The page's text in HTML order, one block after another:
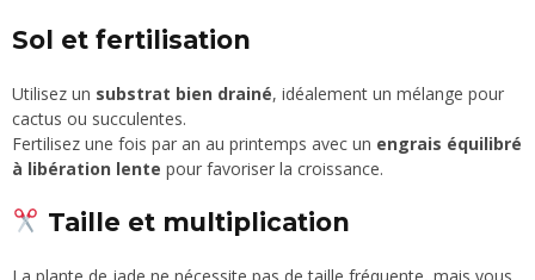
Sol et fertilisation
Utilisez un substrat bien drainé, idéalement un mélange pour
cactus ou succulentes.
Fertilisez une fois par an au printemps avec un engrais équilibré
à libération lente pour favoriser la croissance.
Taille et multiplication